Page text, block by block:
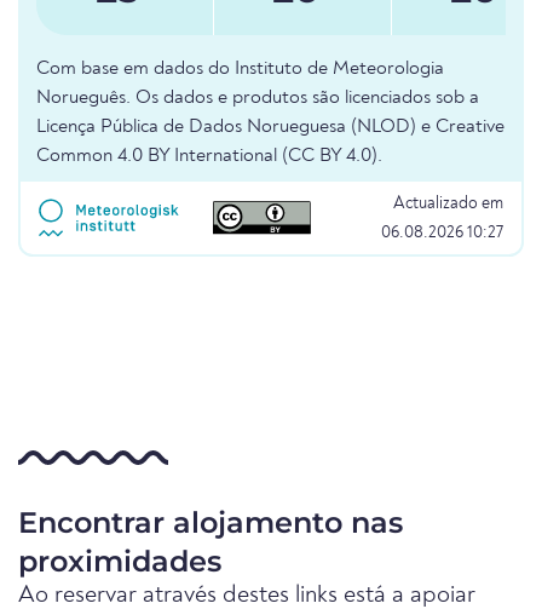
Com base em dados do Instituto de Meteorologia
Norueguês. Os dados e produtos são licenciados sob a
Licença Pública de Dados Norueguesa (NLOD) e Creative
Common 4.0 BY International (CC BY 4.0).
Actualizado em
06.08.2026 10:27
Encontrar alojamento nas
proximidades
Ao reservar através destes links está a apoiar